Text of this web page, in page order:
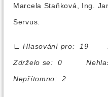
Marcela Staňková, Ing.
Servus.
∟
Hlasování pro:
Zdrželo se: 0
Nepřítomno: 2